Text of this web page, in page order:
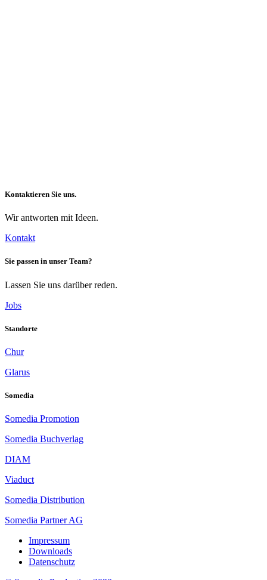
Kontaktieren Sie uns.
Wir antworten mit Ideen.
Kontakt
Sie passen in unser Team?
Lassen Sie uns darüber reden.
Jobs
Standorte
Chur
Glarus
Somedia
Somedia Promotion
Somedia Buchverlag
DIAM
Viaduct
Somedia Distribution
Somedia Partner AG
Impressum
Downloads
Datenschutz